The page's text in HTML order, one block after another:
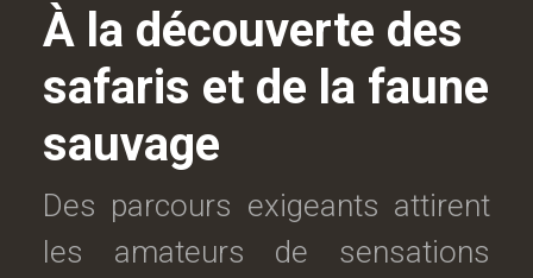
À la découverte des
safaris et de la faune
sauvage
Des parcours exigeants attirent
les amateurs de sensations